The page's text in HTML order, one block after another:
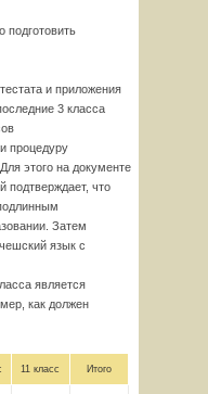
подготовить
и приложения
3 класса
процедуру
этого на документе
подтверждает, что
Затем
язык с
является
как должен
11 класс Итого